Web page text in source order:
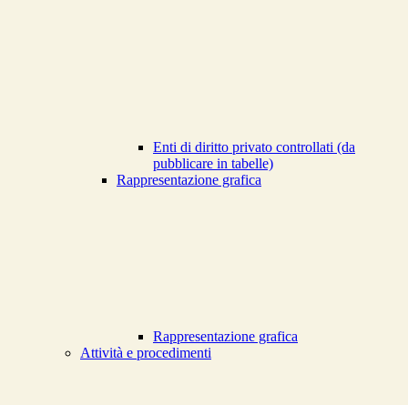
Enti di diritto privato controllati (da
pubblicare in tabelle)
Rappresentazione grafica
Rappresentazione grafica
Attività e procedimenti